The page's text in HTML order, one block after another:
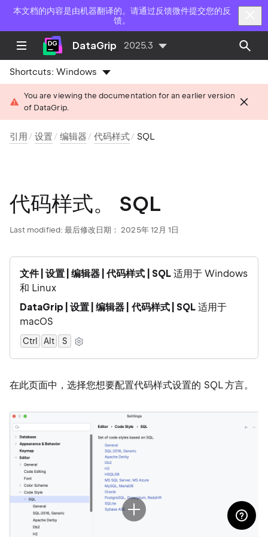
本文档的内容是由机器翻译的。请通过反馈微件提交您的反
馈。
DataGrip 2025.3
Shortcuts:Windows
You are viewing the documentation for an earlier version
of DataGrip.
引用 设置 编辑器 代码样式 SQL
代码样式。 SQL
Last modified: 最后修改日期： 2025年 12月 1日
文件 | 设置 | 编辑器 | 代码样式 | SQL适用于 Windows
和 Linux
DataGrip | 设置 | 编辑器 | 代码样式 | SQL适用于
macOS
Ctrl Alt 0
S
在此页面中，选择您想要配置代码样式设置的 SQL 方言。